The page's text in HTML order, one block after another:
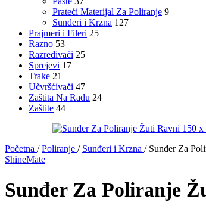
Prateći Materijal Za Poliranje 9
Sunđeri i Krzna 127
Prajmeri i Fileri 25
Razno 53
Razređivači 25
Sprejevi 17
Trake 21
Učvršćivači 47
Zaštita Na Radu 24
Zaštite 44
Početna / Poliranje / Sunđeri i Krzna / Sunđer Za
ShineMate
Sunđer Za Poliranje